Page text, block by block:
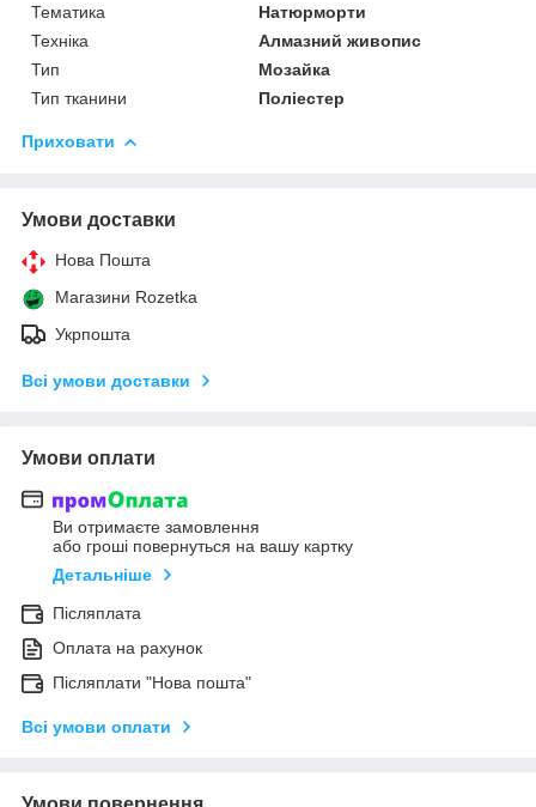
Тематика
Натюрморти
Техніка
Алмазний живопис
Тип
Мозайка
Тип тканини
Поліестер
Приховати
Умови доставки
Нова Пошта
Магазини Rozetka
Укрпошта
Всі умови доставки
Умови оплати
Ви отримаєте замовлення
або гроші повернуться на вашу картку
Детальніше
Післяплата
Оплата на рахунок
Післяплати "Нова пошта"
Всі умови оплати